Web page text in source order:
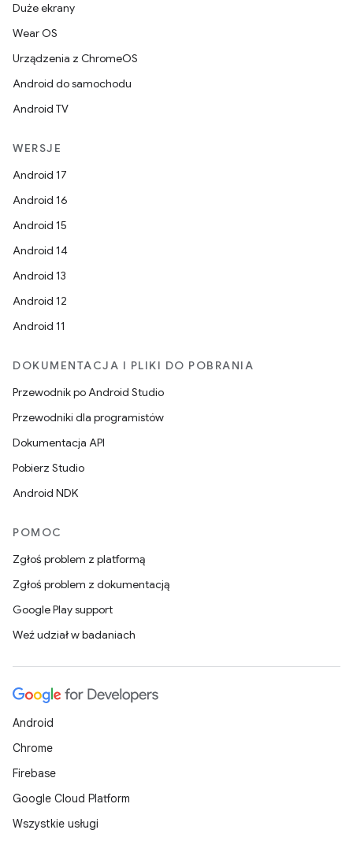
Duże ekrany
Wear OS
Urządzenia z ChromeOS
Android do samochodu
Android TV
WERSJE
Android 17
Android 16
Android 15
Android 14
Android 13
Android 12
Android 11
DOKUMENTACJA I PLIKI DO POBRANIA
Przewodnik po Android Studio
Przewodniki dla programistów
Dokumentacja API
Pobierz Studio
Android NDK
POMOC
Zgłoś problem z platformą
Zgłoś problem z dokumentacją
Google Play support
Weź udział w badaniach
Android
Chrome
Firebase
Google Cloud Platform
Wszystkie usługi